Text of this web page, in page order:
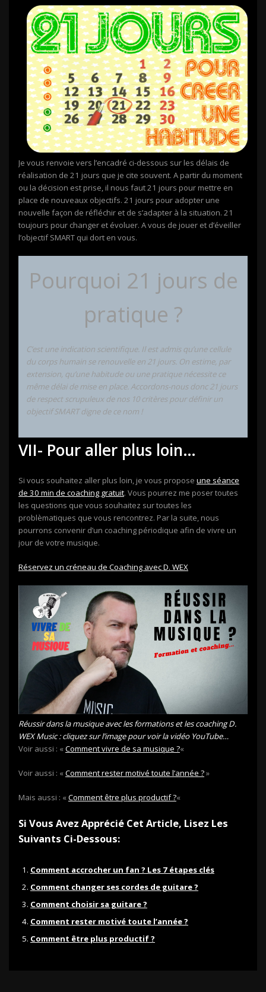
Je vous renvoie vers l’encadré ci-dessous sur les délais de
réalisation de 21 jours que je cite souvent. A partir du moment
ou la décision est prise, il nous faut 21 jours pour mettre en
place de nouveaux objectifs. 21 jours pour adopter une
nouvelle façon de réfléchir et de s’adapter à la situation. 21
toujours pour changer et évoluer. A vous de jouer et d’éveiller
l’objectif SMART qui dort en vous.
Pourquoi 21 jours de
pratique ?
C’est une indication scientifique. Il est admis qu’une cellule
du corps humain se renouvelle en 21 jours. On estime, par
extension, qu’une habitude ou une pratique nécessite ce
même délai de mise en place. Accordons-nous donc 21 jours
de respect scrupuleux de nos 10 critères pour définir un
objectif SMART digne de ce nom !
VII- Pour aller plus loin…
Si vous souhaitez aller plus loin, je vous propose une séance
de 30 min de coaching gratuit. Vous pourrez me poser toutes
les questions que vous souhaitez sur toutes les
problèmatiques que vous rencontrez. Par la suite, nous
pourrons convenir d’un coaching périodique afin de vivre un
jour de votre musique.
Réservez un créneau de Coaching avec D. WEX
Réussir dans la musique avec les formations et les coaching D.
WEX Music : cliquez sur l’image pour voir la vidéo YouTube…
Voir aussi : «Comment vivre de sa musique ?«
Voir aussi : «Comment rester motivé toute l’année ?»
Mais aussi : «Comment être plus productif ?«
Si Vous Avez Apprécié Cet Article, Lisez Les
Suivants Ci-Dessous:
Comment accrocher un fan ? Les 7 étapes clés
Comment changer ses cordes de guitare ?
Comment choisir sa guitare ?
Comment rester motivé toute l’année ?
Comment être plus productif ?